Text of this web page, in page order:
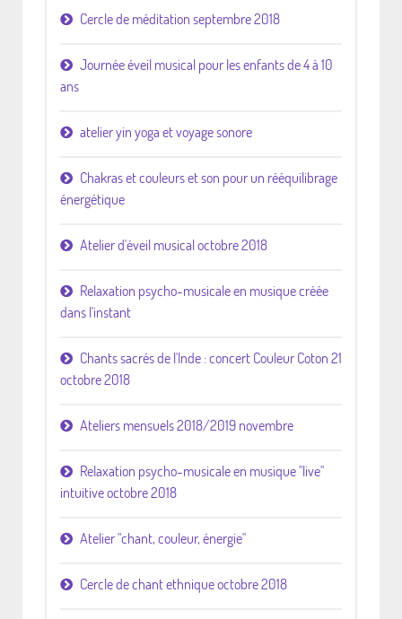
Cercle de méditation septembre 2018
Journée éveil musical pour les enfants de 4 à 10
ans
atelier yin yoga et voyage sonore
Chakras et couleurs et son pour un rééquilibrage
énergétique
Atelier d'éveil musical octobre 2018
Relaxation psycho-musicale en musique créée
dans l'instant
Chants sacrés de l'Inde : concert Couleur Coton 21
octobre 2018
Ateliers mensuels 2018/2019 novembre
Relaxation psycho-musicale en musique "live"
intuitive octobre 2018
Atelier "chant, couleur, énergie"
Cercle de chant ethnique octobre 2018